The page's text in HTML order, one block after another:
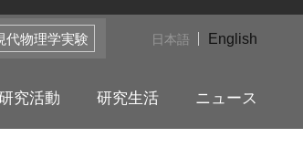
代物理学実験 English
日本語
究活動 研究生活 ニュース